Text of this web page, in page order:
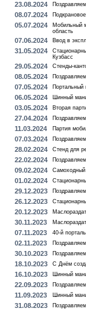
23.08.2024
08.07.2024
05.07.2024
Мобильный
область
07.06.2024 Ввод в
31.05.2024
Кузбасс
29.05.2024 Стенды-
08.05.2024
07.05.2024 Портальный
06.05.2024 Шинный
03.05.2024 Вторая
27.04.2024
11.03.2024 Партия
07.03.2024
28.02.2024 Стенд для
22.02.2024
09.02.2024 Самоходный
01.02.2024
29.12.2023
26.12.2023
20.12.2023
30.11.2023
07.11.2023 40-й
02.11.2023
30.10.2023
18.10.2023 С Днём
16.10.2023 Шинный
22.09.2023
11.09.2023 Шинный
31.08.2023